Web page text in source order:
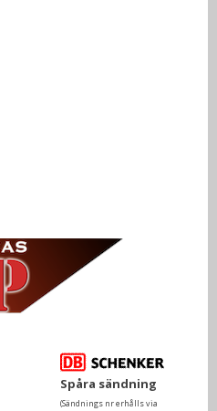
Spåra sändning
(Sändnings nr erhålls via